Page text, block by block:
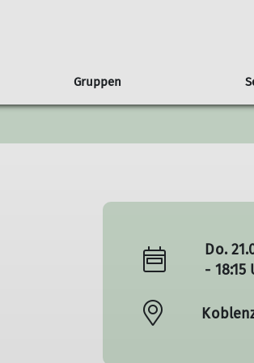
Presse Sponsoren
Partnerschaft Natur &
Gruppen
Albatros WandernFreiwilligendienst
Do.
- 18:15